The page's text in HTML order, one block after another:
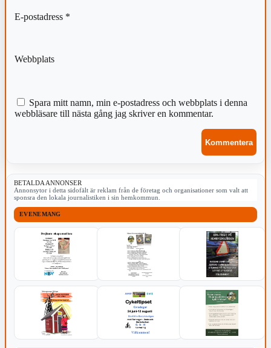
E-postadress *
Webbplats
Spara mitt namn, min e-postadress och webbplats i denna
webbläsare till nästa gång jag skriver en kommentar.
BETALDA ANNONSER
Annonsytor i detta sidofält är reklam från de företag och organisationer som valt att
sponsra den lokala journalistiken i sin hemkommun.
EVENEMANG